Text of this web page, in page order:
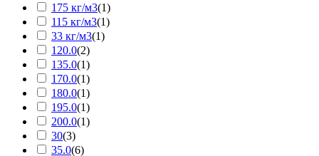
175 кг/м3(1)
115 кг/м3(1)
33 кг/м3(1)
120.0(2)
135.0(1)
170.0(1)
180.0(1)
195.0(1)
200.0(1)
30(3)
35.0(6)